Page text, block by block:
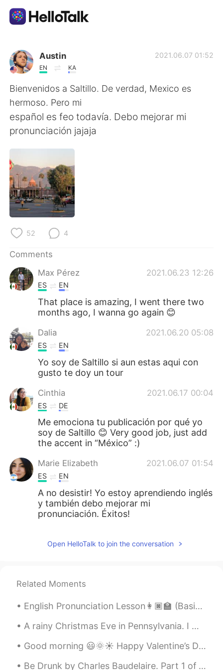
Language Exchange App
AI Grammar Checker
English
简体中文
Español
Français
Русский
Indonesia
Türkçe Tiếng Việt
Austin
EN KA
2021.06.07 01:52
Bienvenidos a Saltillo. De verdad, Mexico es
hermoso. Pero mi
español es feo todavía. Debo mejorar mi
pronunciación jajaja
52 4
Comments
Max Pérez
2021.06.23 12:26
ES EN
That place is amazing, I went there two
months ago, I wanna go again 😊
Dalia 2021.06.20 05:08
ES EN
Yo soy de Saltillo si aun estas aqui con
gusto te doy un tour
Cinthia 2021.06.17 00:04
ES DE
Me emociona tu publicación por qué yo
soy de Saltillo 😊 Very good job, just add
the accent in “México” :)
Marie Elizabeth 2021.06.07 01:54
ES EN
A no desistir! Yo estoy aprendiendo inglés
y también debo mejorar mi
pronunciación. Éxitos!
Open HelloTalk to join the conversation
Related Moments
English Pronunciation Lesson👩🏿‍🏫 (Basic Saying's)Part 1 🗣️SPEAK!!Use a voice message to try and ...
A rainy Christmas Eve in Pennsylvania. I went out to look at birds with my brother and mom and da...
Good morning 😃🌞☀️ Happy Valentine’s Day! Remember, it doesn’t matter if your single, in a rel...
Be Drunk by Charles Baudelaire. Part 1 of 2. You have to be always drunk. That's all there is...